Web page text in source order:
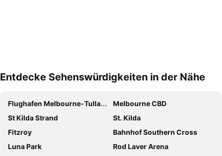
Entdecke Sehenswürdigkeiten in der Nähe
Flughafen Melbourne-Tullamarine
Melbourne CBD
St Kilda Strand
St. Kilda
Fitzroy
Bahnhof Southern Cross
Luna Park
Rod Laver Arena